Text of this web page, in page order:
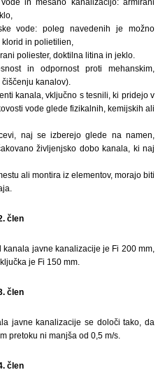
vode: poleg navedenih je možno
in polietilien,
poliester, doktilna litina in jeklo.
in odpornost proti mehanskim,
kanalov).
kanala, vključno s tesnili, ki pridejo v
vode glede fizikalnih, kemijskih ali
naj se izberejo glede na namen,
življenjsko dobo kanala, ki naj
ali montira iz elementov, morajo biti
člen
javne kanalizacije je Fi 200 mm,
je Fi 150 mm.
člen
javne kanalizacije se določi tako, da
pretoku ni manjša od 0,5 m/s.
člen